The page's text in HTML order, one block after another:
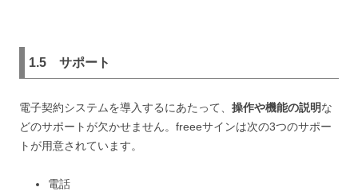
1.5 サポート
電子契約システムを導入するにあたって、 操作や機能の説明な
どのサポートが欠かせません。freeeサインは次の3つのサポー
トが用意されています。
電話